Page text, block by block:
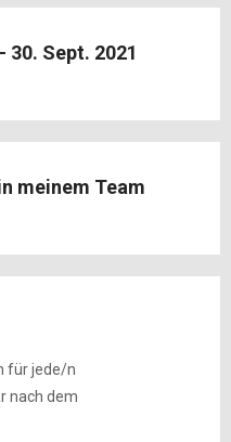
30. Sept. 2021
meinem Team